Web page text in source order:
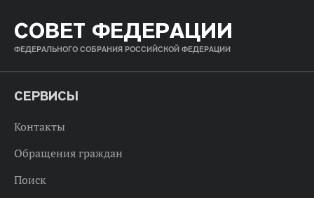
СОВЕТ ФЕДЕРАЦИИ
ФЕДЕРАЛЬНОГО СОБРАНИЯ РОССИЙСКОЙ ФЕДЕРАЦИИ
СЕРВИСЫ
Контакты
Обращения граждан
Поиск